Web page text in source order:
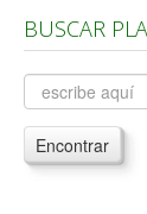
Árboles,
Plantas
Plantas
Plantas de
BUSCAR
Encontrar